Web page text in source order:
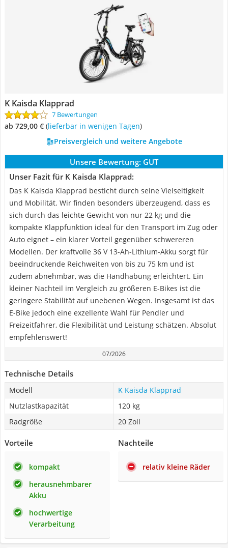
K Kaisda Klapprad
7 Bewertungen
ab 729,00 € ( Lieferbar in wenigen Tagen)
Preisvergleich und weitere Angebote
Unsere Bewertung: GUT
Unser Fazit für K Kaisda Klapprad:
Das K Kaisda Klapprad besticht durch seine Vielseitigkeit
und Mobilität. Wir finden besonders überzeugend, dass es
sich durch das leichte Gewicht von nur 22 kg und die
kompakte Klappfunktion ideal für den Transport im Zug oder
Auto eignet – ein klarer Vorteil gegenüber schwereren
Modellen. Der kraftvolle 36 V 13-Ah-Lithium-Akku sorgt für
beeindruckende Reichweiten von bis zu 75 km und ist
zudem abnehmbar, was die Handhabung erleichtert. Ein
kleiner Nachteil im Vergleich zu größeren E-Bikes ist die
geringere Stabilität auf unebenen Wegen. Insgesamt ist das
E-Bike jedoch eine exzellente Wahl für Pendler und
Freizeitfahrer, die Flexibilität und Leistung schätzen. Absolut
empfehlenswert!
07/2026
Technische Details
Modell
K Kaisda Klapprad
Nutzlastkapazität
120 kg
Radgröße
20 Zoll
Vorteile
kompakt
herausnehmbarer
Akku
hochwertige
Verarbeitung
Nachteile
relativ kleine Räder